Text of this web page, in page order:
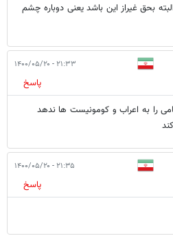
بحق غیراز این باشد یعنی دوباره چشم
۲۱:۳۳ - ۱۴۰۰/۰۵/۲۰
پاسخ
را به اعراب و کومونیست ها ندهد
۲۱:۳۵ - ۱۴۰۰/۰۵/۲۰
پاسخ